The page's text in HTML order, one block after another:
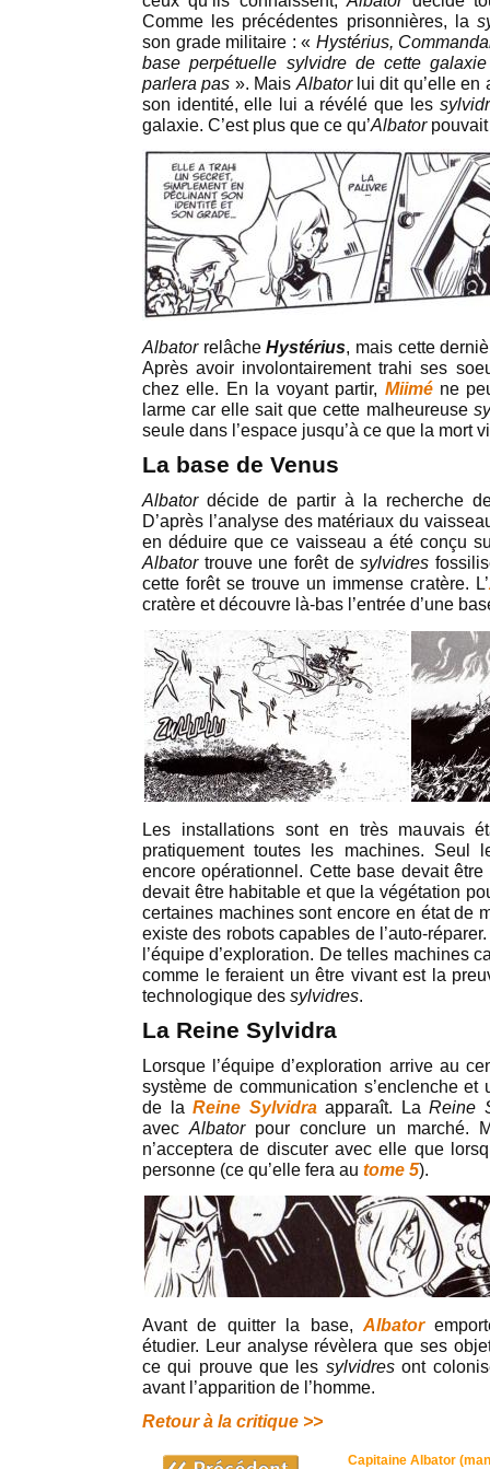
Comme les précédentes prisonnières, la
son grade militaire : « Hystérius,
base perpétuelle sylvidre de cette galaxie
parlera pas ». Mais Albatorlui dit qu’elle en
son identité, elle lui a révélé que les
galaxie. C’est plus que ce qu’Albatorpouvait
AlbatorrelâcheHystérius, mais cette
Après avoir involontairement trahi ses
chez elle. En la voyant partir, Miiméne
larme car elle sait que cette malheureuse
seule dans l’espace jusqu’à ce que la mort
La base de Venus
Albatordécide de partir à la recherche
D’après l’analyse des matériaux du
en déduire que ce vaisseau a été conçu
Albatortrouve une forêt desylvidres
cette forêt se trouve un immense cratère. L’
cratère et découvre là-bas l’entrée d’une
Les installations sont en très mauvais
pratiquement toutes les machines. Seul
encore opérationnel. Cette base devait
devait être habitable et que la végétation
certaines machines sont encore en état de
existe des robots capables de l’auto-
l’équipe d’exploration. De telles machines
comme le feraient un être vivant est la
technologique des sylvidres.
La Reine Sylvidra
Lorsque l’équipe d’exploration arrive au
système de communication s’enclenche
de laReine Sylvidraapparaît. LaReine
avecAlbatorpour conclure un marché.
n’acceptera de discuter avec elle que
personne (ce qu’elle fera au tome 5).
Avant de quitter la base, Albator
étudier. Leur analyse révèlera que ses
ce qui prouve que les sylvidresont
avant l’apparition de l’homme.
Retour à la critique >>
Capitaine Albator